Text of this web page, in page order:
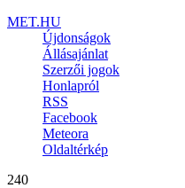
MET.HU
Újdonságok
Állásajánlat
Szerzői jogok
Honlapról
RSS
Facebook
Meteora
Oldaltérkép
240